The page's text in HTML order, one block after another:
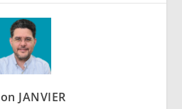
JANVIER